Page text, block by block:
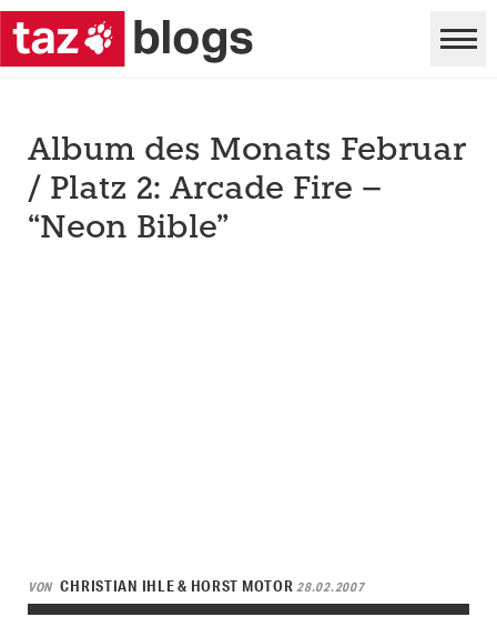
Album des Monats Februar
/ Platz 2: Arcade Fire –
“Neon Bible”
VON CHRISTIAN IHLE & HORST MOTOR28.02.2007